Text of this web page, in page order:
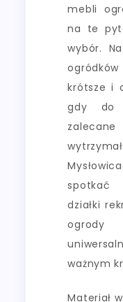
mebli
na te
wybór.
krótsze i
gdy do
zalecane
spotkać
działki
ważnym
Materiał